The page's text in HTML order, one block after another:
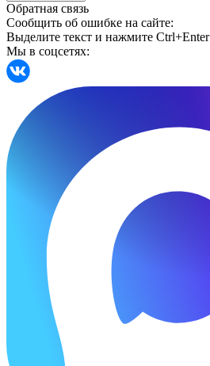
Обратная связь
Сообщить об ошибке на сайте:
Выделите текст и нажмите Ctrl+Enter
Мы в соцсетях: